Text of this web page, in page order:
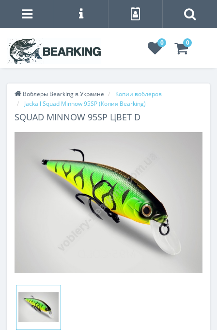
0 0
Воблеры Bearking в Украине
Копии воблеров
Jackall Squad Minnow 95SP (Копия Bearking)
SQUAD MINNOW 95SP ЦВЕТ D